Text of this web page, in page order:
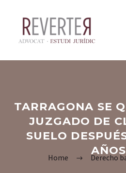
TARRAGONA SE
JUZGADO DE
SUELO
AÑOS
Home
Derecho